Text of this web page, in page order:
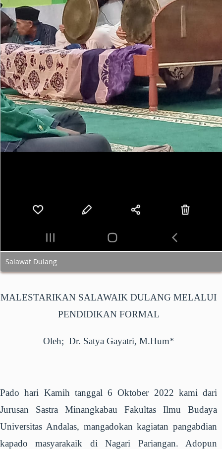
Salawat Dulang
MALESTARIKAN SALAWAIK DULANG MELALUI
PENDIDIKAN FORMAL
Oleh; Dr. Satya Gayatri, M.Hum*
Pado hari Kamih tanggal 6 Oktober 2022 kami dari
Jurusan Sastra Minangkabau Fakultas Ilmu Budaya
Universitas Andalas, mangadokan kagiatan pangabdian
kapado masyarakaik di Nagari Pariangan. Adopun